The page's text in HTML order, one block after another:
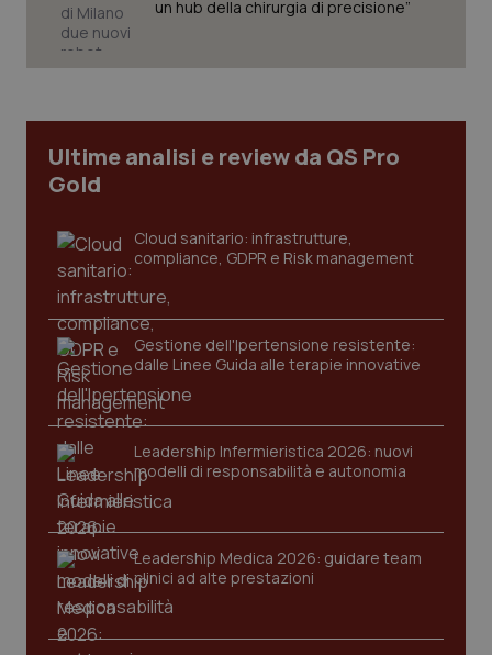
Ulcera & Reflusso
un hub della chirurgia di precisione”
Ultime analisi e review da QS Pro
Gold
Cloud sanitario: infrastrutture,
compliance, GDPR e Risk management
Gestione dell'Ipertensione resistente:
dalle Linee Guida alle terapie innovative
Leadership Infermieristica 2026: nuovi
modelli di responsabilità e autonomia
Leadership Medica 2026: guidare team
clinici ad alte prestazioni
sito web abilitandone funzionalità di base quali la
protette del sito. Il sito web non è in grado di
Nome
Fornitore/
VISITOR_PRIVACY_METADATA
www.quotidianosanita.it